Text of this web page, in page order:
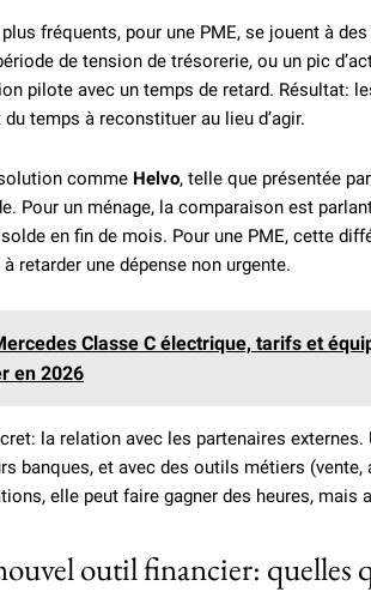
plus fréquents, pour une PME, se jouent à
de tension de trésorerie, ou un pic
pilote avec un temps de retard. Résultat:
temps à reconstituer au lieu d’agir.
comme Helvo, telle que présentée par
Pour un ménage, la comparaison est
en fin de mois. Pour une PME, cette
retarder une dépense non urgente.
Classe C électrique, tarifs et
en 2026
la relation avec les partenaires
banques, et avec des outils métiers
elle peut faire gagner des heures,
outil financier: quelles